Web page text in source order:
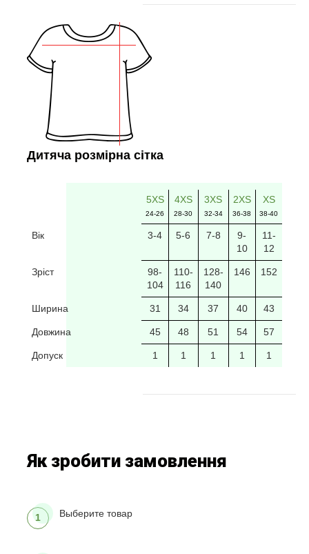
Дитяча розмірна сітка
5XS
24-26
4XS
28-30
3XS
32-34
2XS
36-38
XS
38-40
Вік 3-4 5-6 7-8
9-
10
11-
12
Зріст
98-
104
110-
116
128-
140
146 152
Ширина 31 34 37 40 43
Довжина 45 48 51 54 57
Допуск 1 1 1 1 1
Як зробити замовлення
1 Выберите товар